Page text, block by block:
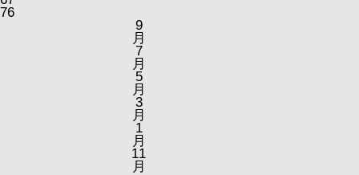
76
9
月
7
月
5
月
3
月
1
月
11
月